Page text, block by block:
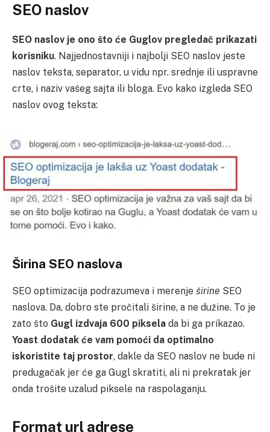
SEO naslov
SEO naslov je ono što će Guglov pregledač prikazati
korisniku. Najjednostavniji i najbolji SEO naslov jeste
naslov teksta, separator, u vidu npr. srednje ili uspravne
crte, i naziv vašeg sajta ili bloga. Evo kako izgleda SEO
naslov ovog teksta:
Širina SEO naslova
SEO optimizacija podrazumeva i merenje širine SEO
naslova. Da, dobro ste pročitali širine, a ne dužine. To je
zato što Gugl izdvaja 600 piksela da bi ga prikazao.
Yoast dodatak će vam pomoći da optimalno
iskoristite taj prostor, dakle da SEO naslov ne bude ni
predugačak jer će ga Gugl skratiti, ali ni prekratak jer
onda trošite uzalud piksele na raspolaganju.
Format url adrese